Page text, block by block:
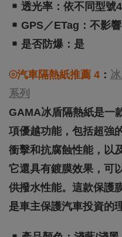
透光率：依不同型號
GPS／eTag：不影響
是否防爆：是
⦾汽車隔熱紙推薦 4 ：
系列
GAMA冰盾隔熱紙是一
項優越功能，包括超強
衝擊和抗腐蝕性能，以
它還具有鍍膜效果，可
供撥水性能。這款保護
是車主保護汽車投資的